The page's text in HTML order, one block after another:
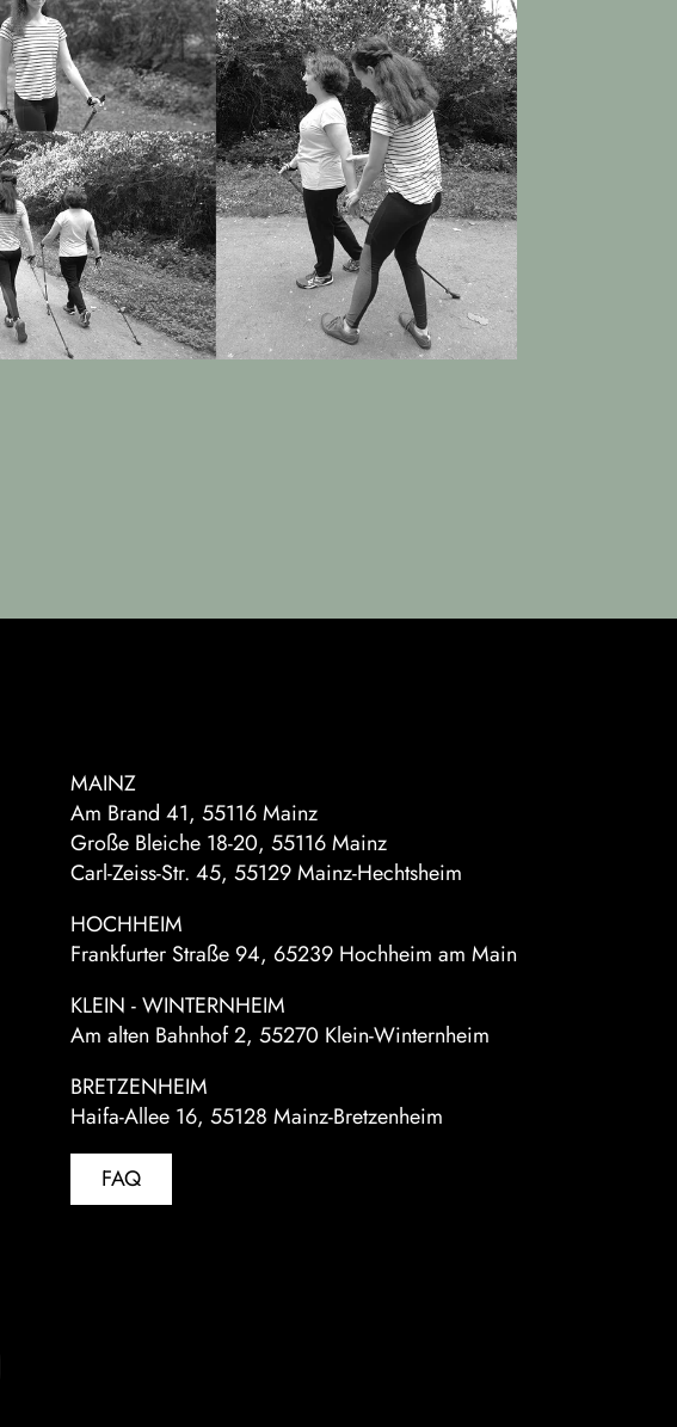
MAINZ
Am Brand 41, 55116 Mainz
Große Bleiche 18-20, 55116 Mainz
Carl-Zeiss-Str. 45, 55129 Mainz-Hechtsheim
HOCHHEIM
Frankfurter Straße 94, 65239 Hochheim am Main
KLEIN - WINTERNHEIM
Am alten Bahnhof 2, 55270 Klein-Winternheim
BRETZENHEIM
Haifa-Allee 16, 55128 Mainz-Bretzenheim
FAQ